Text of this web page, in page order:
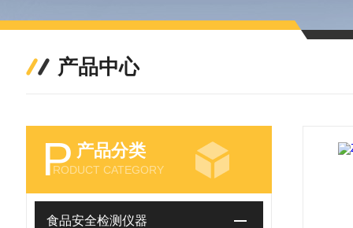
产品中心
P 产品分类
RODUCT CATEGORY
食品安全检测仪器